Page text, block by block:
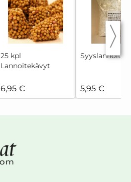
25 kpl
Lannoitekävyt
6,95 €
Syyslannoite
5,95 €